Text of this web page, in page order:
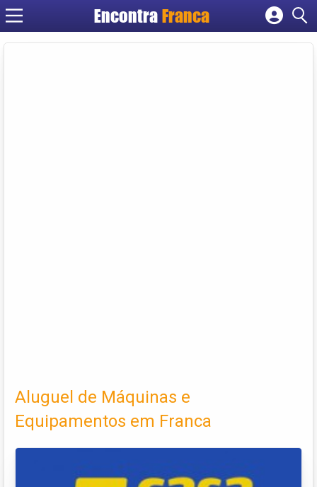
Encontra Franca
Cadastrar empresa
Aluguel de Máquinas e
Equipamentos em Franca